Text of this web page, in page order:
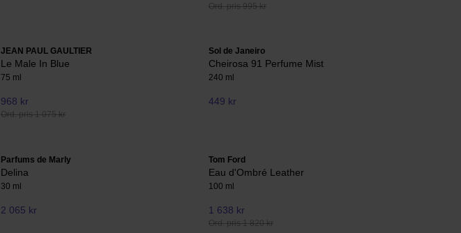
Ord. pris 995 kr
JEAN PAUL GAULTIER
Le Male In Blue
75 ml
968 kr
Ord. pris 1 075 kr
Sol de Janeiro
Cheirosa 91 Perfume Mist
240 ml
449 kr
Parfums de Marly
Delina
30 ml
2 065 kr
Tom Ford
Eau d'Ombré Leather
100 ml
1 638 kr
Ord. pris 1 820 kr